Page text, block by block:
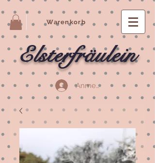
Warenkorb
Elsterfräulein
Anmelden